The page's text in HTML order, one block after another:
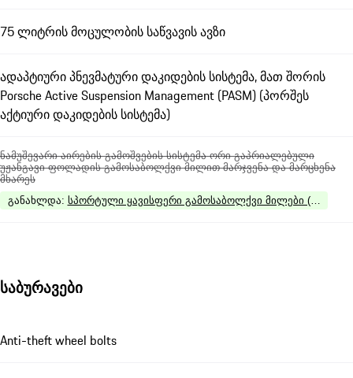
75 ლიტრის მოცულობის საწვავის ავზი
ადაპტიური პნევმატური დაკიდების სისტემა, მათ შორის
Porsche Active Suspension Management (PASM) (პორშეს
აქტიური დაკიდების სისტემა)
ნამუშევარი აირების გამოშვების სისტემა ორი გაპრიალებული
უჟანგავი ფოლადის გამოსაბოლქვი მილით მარჯვენა და მარცხენა
მხარეს
განახლდა: სპორტული ყავისფერი გამოსაბოლქვი მილები (Dark
საბურავები
Anti-theft wheel bolts